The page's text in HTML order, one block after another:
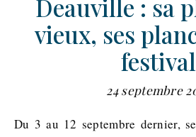
Deauville : sa
vieux, ses
festival
24 septembre
Du 3 au 12 septembre dernier, se déroulait la 36ème